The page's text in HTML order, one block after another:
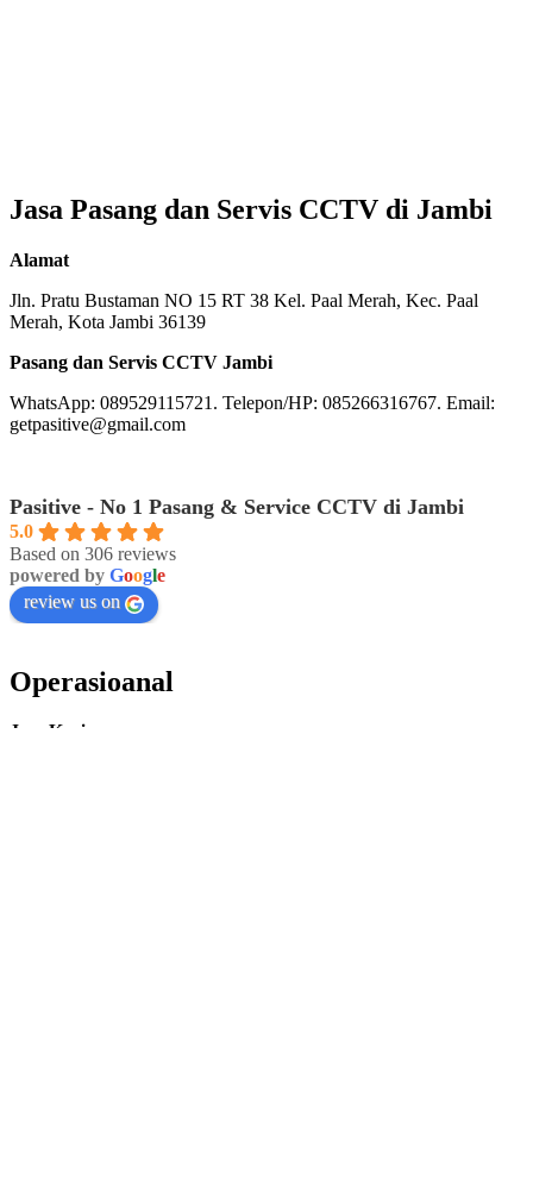
Jasa Pasang dan Servis CCTV di Jambi
Alamat
Jln. Pratu Bustaman NO 15 RT 38 Kel. Paal Merah, Kec. Paal
Merah, Kota Jambi 36139
Pasang dan Servis CCTV Jambi
WhatsApp: 089529115721. Telepon/HP: 085266316767. Email:
getpasitive@gmail.com
Pasitive - No 1 Pasang & Service CCTV di Jambi
5.0
Based on 306 reviews
powered by Google
review us on
Operasioanal
Jam Kerja